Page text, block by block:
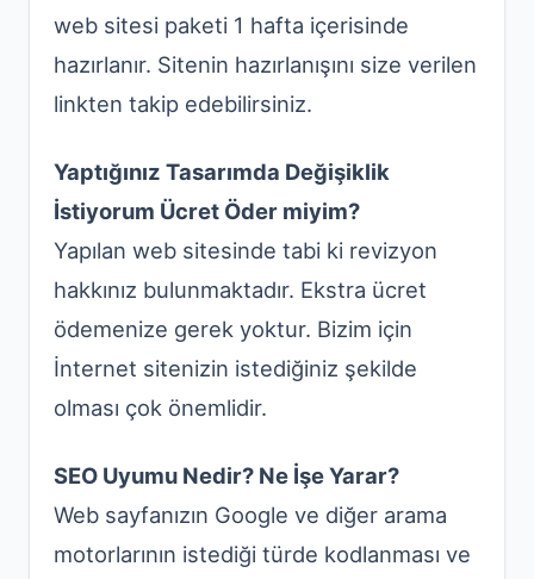
web sitesi paketi 1 hafta içerisinde
hazırlanır. Sitenin hazırlanışını size verilen
linkten takip edebilirsiniz.
Yaptığınız Tasarımda Değişiklik
İstiyorum Ücret Öder miyim?
Yapılan web sitesinde tabi ki revizyon
hakkınız bulunmaktadır. Ekstra ücret
ödemenize gerek yoktur. Bizim için
İnternet sitenizin istediğiniz şekilde
olması çok önemlidir.
SEO Uyumu Nedir? Ne İşe Yarar?
Web sayfanızın Google ve diğer arama
motorlarının istediği türde kodlanması ve